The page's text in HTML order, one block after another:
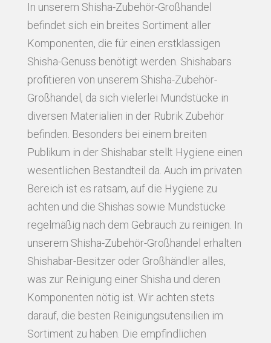
In unserem Shisha-Zubehör-Großhandel
befindet sich ein breites Sortiment aller
Komponenten, die für einen erstklassigen
Shisha-Genuss benötigt werden. Shishabars
profitieren von unserem Shisha-Zubehör-
Großhandel, da sich vielerlei Mundstücke in
diversen Materialien in der Rubrik Zubehör
befinden. Besonders bei einem breiten
Publikum in der Shishabar stellt Hygiene einen
wesentlichen Bestandteil da. Auch im privaten
Bereich ist es ratsam, auf die Hygiene zu
achten und die Shishas sowie Mundstücke
regelmäßig nach dem Gebrauch zu reinigen. In
unserem Shisha-Zubehör-Großhandel erhalten
Shishabar-Besitzer oder Großhändler alles,
was zur Reinigung einer Shisha und deren
Komponenten nötig ist. Wir achten stets
darauf, die besten Reinigungsutensilien im
Sortiment zu haben. Die empfindlichen